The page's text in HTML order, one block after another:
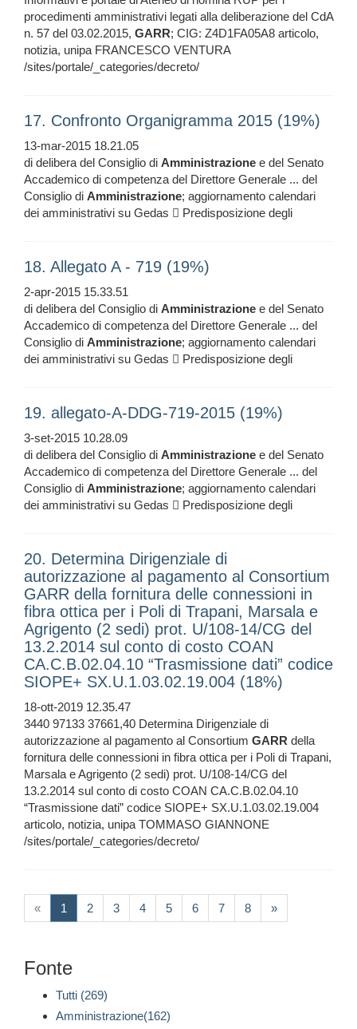
procedimenti amministrativi legati alla deliberazione del CdA
n. 57 del 03.02.2015, GARR; CIG: Z4D1FA05A8 articolo,
notizia, unipa FRANCESCO VENTURA
/sites/portale/_categories/decreto/
17. Confronto Organigramma 2015 (19%)
13-mar-2015 18.21.05
di delibera del Consiglio di Amministrazione e del Senato
Accademico di competenza del Direttore Generale ... del
Consiglio di Amministrazione; aggiornamento calendari
dei amministrativi su Gedas  Predisposizione degli
18. Allegato A - 719 (19%)
2-apr-2015 15.33.51
di delibera del Consiglio di Amministrazione e del Senato
Accademico di competenza del Direttore Generale ... del
Consiglio di Amministrazione; aggiornamento calendari
dei amministrativi su Gedas  Predisposizione degli
19. allegato-A-DDG-719-2015 (19%)
3-set-2015 10.28.09
di delibera del Consiglio di Amministrazione e del Senato
Accademico di competenza del Direttore Generale ... del
Consiglio di Amministrazione; aggiornamento calendari
dei amministrativi su Gedas  Predisposizione degli
20. Determina Dirigenziale di
autorizzazione al pagamento al Consortium
GARR della fornitura delle connessioni in
fibra ottica per i Poli di Trapani, Marsala e
Agrigento (2 sedi) prot. U/108-14/CG del
13.2.2014 sul conto di costo COAN
CA.C.B.02.04.10 “Trasmissione dati” codice
SIOPE+ SX.U.1.03.02.19.004 (18%)
18-ott-2019 12.35.47
3440 97133 37661,40 Determina Dirigenziale di
autorizzazione al pagamento al Consortium GARR della
fornitura delle connessioni in fibra ottica per i Poli di Trapani,
Marsala e Agrigento (2 sedi) prot. U/108-14/CG del
13.2.2014 sul conto di costo COAN CA.C.B.02.04.10
“Trasmissione dati” codice SIOPE+ SX.U.1.03.02.19.004
articolo, notizia, unipa TOMMASO GIANNONE
/sites/portale/_categories/decreto/
« 1 (current)
2 3 4 5 6 7 8 »
Fonte
Tutti (269)
Amministrazione(162)